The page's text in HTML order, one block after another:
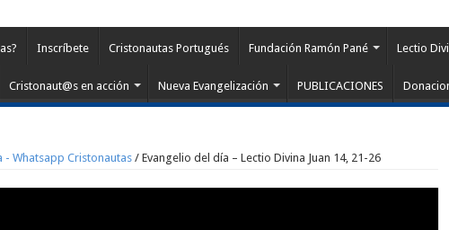
Inscríbete Cristonautas Portugués Fundación Ramón Pané Lectio
Cristonaut@s en acción Nueva Evangelización PUBLICACIONES
- Whatsapp Cristonautas / Evangelio del día – Lectio Divina Juan 14, 21-26